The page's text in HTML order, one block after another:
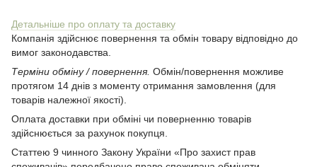
Детальніше про оплату та доставку
Компанія здійснює повернення та обмін товару відповідно до
вимог законодавства.
Терміни обміну / повернення. Обмін/повернення можливе
протягом 14 днів з моменту отримання замовлення (для
товарів належної якості).
Оплата доставки при обміні чи поверненню товарів
здійснюється за рахунок покупця.
Статтею 9 чинного Закону України «Про захист прав